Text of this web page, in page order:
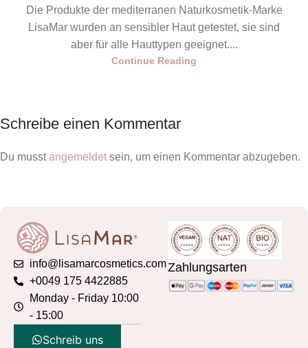
Die Produkte der mediterranen Naturkosmetik-Marke
LisaMar wurden an sensibler Haut getestet, sie sind
aber für alle Hauttypen geeignet....
Continue Reading
Schreibe einen Kommentar
Du musstangemeldet sein, um einen Kommentar abzugeben.
info@lisamarcosmetics.com
+0049 175 4422885
Monday - Friday 10:00
- 15:00
Schreib uns
Zahlungsarten